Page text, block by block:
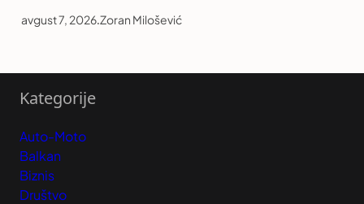
avgust 7, 2026.Zoran Milošević
Kategorije
Auto-Moto
Balkan
Biznis
Društvo